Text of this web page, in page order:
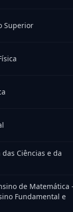
Superior
Ciências e da
de Matemática -
Fundamental e